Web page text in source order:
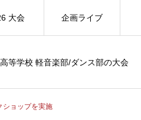
高等学校 軽音楽部/ダンス部の大会
大会 企画ライブ
ショップを実施